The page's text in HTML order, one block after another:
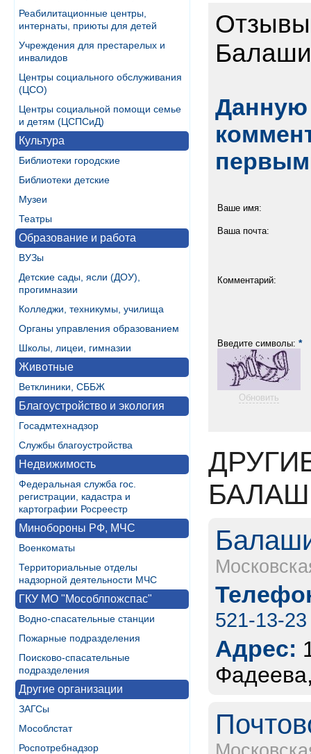
Реабилитационные центры,
интернаты, приюты для детей
Учреждения для престарелых и
инвалидов
Центры социального обслуживания
(ЦСО)
Центры социальной помощи семье
и детям (ЦСПСиД)
Культура
Библиотеки городские
Библиотеки детские
Музеи
Театры
Образование и работа
ВУЗы
Детские сады, ясли (ДОУ),
прогимназии
Колледжи, техникумы, училища
Органы управления образованием
Школы, лицеи, гимназии
Животные
Ветклиники, СББЖ
Благоустройство и экология
Госадмтехнадзор
Службы благоустройства
Недвижимость
Федеральная служба гос.
регистрации, кадастра и
картографии Росреестр
Минобороны РФ, МЧС
Военкоматы
Территориальные отделы
надзорной деятельности МЧС
ГКУ МО "Мособлпожспас"
Водно-спасательные станции
Пожарные подразделения
Поисково-спасательные
подразделения
Другие организации
ЗАГСы
Мособлстат
Роспотребнадзор
Отзывы
Данную
Ваше имя:
Ваша почта:
Комментарий:
Введите символы: *
Обновить
521-13-23
Адрес: